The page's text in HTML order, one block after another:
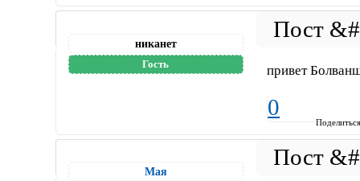
никанет
Гость привет
0
Мая